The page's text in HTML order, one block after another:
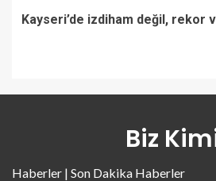
Kayseri’de izdiham değil, rekor
Biz
Haberler | Son Dakika Haberler